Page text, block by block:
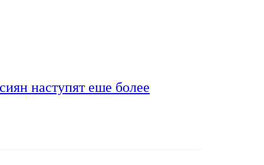
наступят еше более